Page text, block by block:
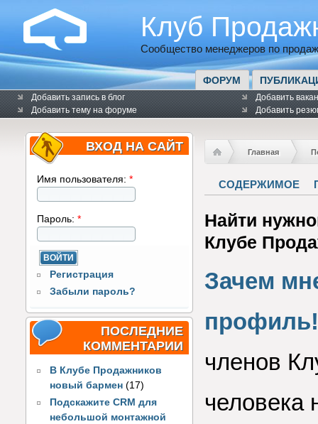
Клуб
Сообщество менеджеров по
ФОРУМ
Добавить запись в блог
Добавить тему на форуме
Добавить
Добавить
ВХОД НА САЙТ
Имя пользователя: *
Пароль: *
Регистрация
Забыли пароль?
ПОСЛЕДНИЕ
КОММЕНТАРИИ
В Клубе Продажников
новый бармен (17)
Подскажите CRM для
небольшой монтажной
Главная
СОДЕРЖИМОЕ
Найти
Клубе
Зачем
профиль!
членов
человека